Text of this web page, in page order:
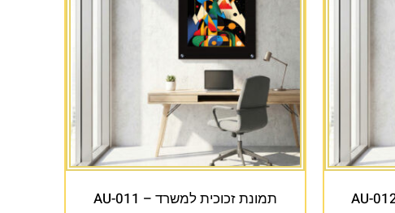
תמונת זכוכית למשרד – AU-011